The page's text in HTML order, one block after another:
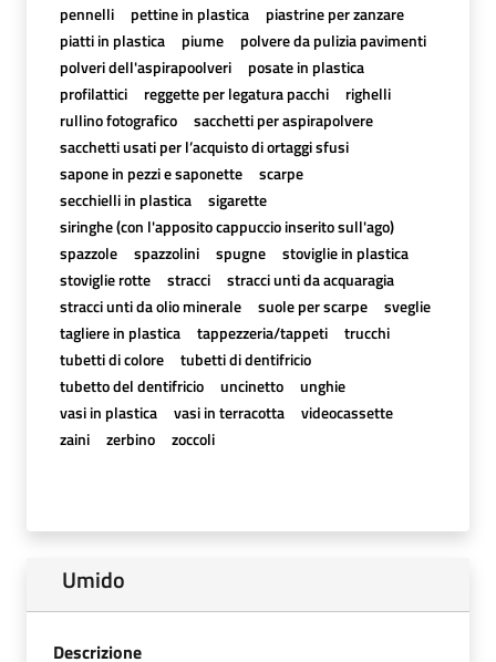
pennelli
pettine in plastica
piastrine per zanzare
piatti in plastica
piume
polvere da pulizia pavimenti
polveri dell'aspirapoolveri
posate in plastica
profilattici
reggette per legatura pacchi
righelli
rullino fotografico
sacchetti per aspirapolvere
sacchetti usati per l’acquisto di ortaggi sfusi
sapone in pezzi e saponette
scarpe
secchielli in plastica
sigarette
siringhe (con l'apposito cappuccio inserito sull'ago)
spazzole
spazzolini spugne
stoviglie in plastica
stoviglie rotte
stracci
stracci unti da acquaragia
stracci unti da olio minerale
suole per scarpe
sveglie
tagliere in plastica
tappezzeria/tappeti
trucchi
tubetti di colore
tubetti di dentifricio
tubetto del dentifricio
uncinetto
unghie
vasi in plastica
vasi in terracotta
videocassette
zaini
zerbino zoccoli
Umido
Descrizione